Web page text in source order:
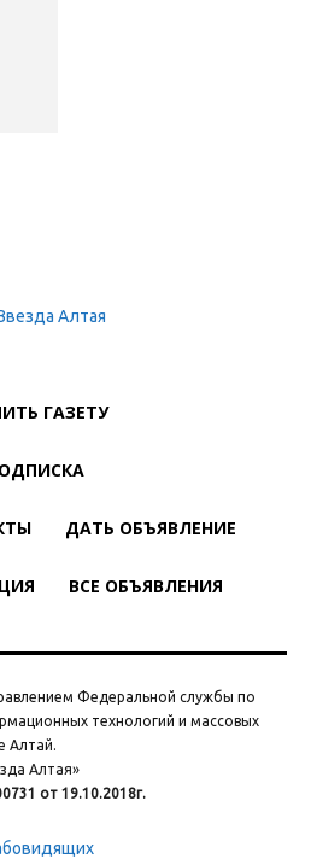
ГАЗЕТУ
ДАТЬ ОБЪЯВЛЕНИЕ
ВСЕ ОБЪЯВЛЕНИЯ
Федеральной службы по
технологий и массовых
Алтай.
Алтая»
от 19.10.2018г.